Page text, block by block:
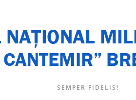
SEMPER FIDELIS!